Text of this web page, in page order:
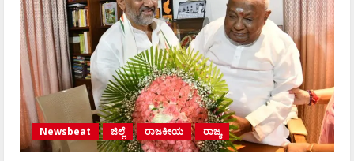
Newsbeat ಜಿಲ್ಲೆ ರಾಜಕೀಯ ರಾಜ್ಯ